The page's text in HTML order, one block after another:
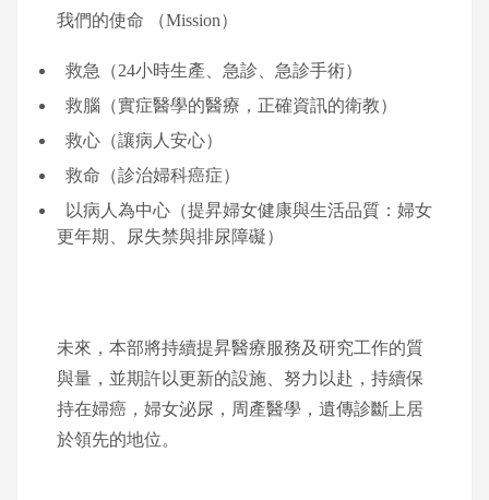
我們的使命 （Mission）
救急（24小時生產、急診、急診手術）
救腦（實症醫學的醫療，正確資訊的衛教）
救心（讓病人安心）
救命（診治婦科癌症）
以病人為中心（提昇婦女健康與生活品質：婦女
更年期、尿失禁與排尿障礙）
未來，本部將持續提昇醫療服務及研究工作的質
與量，並期許以更新的設施、努力以赴，持續保
持在婦癌，婦女泌尿，周產醫學，遺傳診斷上居
於領先的地位。